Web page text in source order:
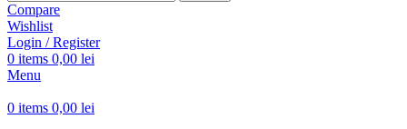
Compare
Wishlist
Login / Register
0 items 0,00 lei
Menu
0 items 0,00 lei